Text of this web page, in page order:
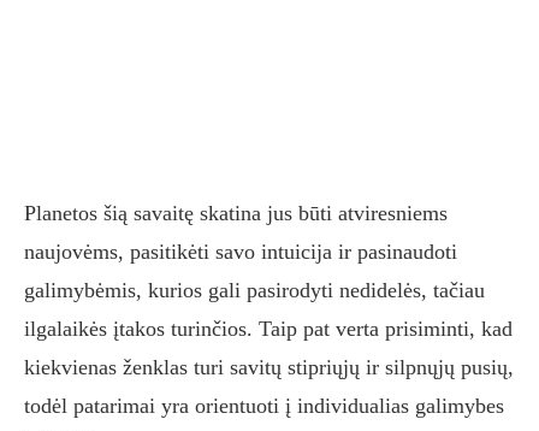
Planetos šią savaitę skatina jus būti atviresniems
naujovėms, pasitikėti savo intuicija ir pasinaudoti
galimybėmis, kurios gali pasirodyti nedidelės, tačiau
ilgalaikės įtakos turinčios. Taip pat verta prisiminti, kad
kiekvienas ženklas turi savitų stipriųjų ir silpnųjų pusių,
todėl patarimai yra orientuoti į individualias galimybes